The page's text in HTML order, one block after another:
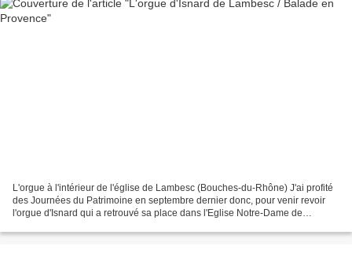
L'orgue à l'intérieur de l'église de Lambesc (Bouches-du-Rhône) J'ai profité
des Journées du Patrimoine en septembre dernier donc, pour venir revoir
l'orgue d'Isnard qui a retrouvé sa place dans l'Eglise Notre-Dame de